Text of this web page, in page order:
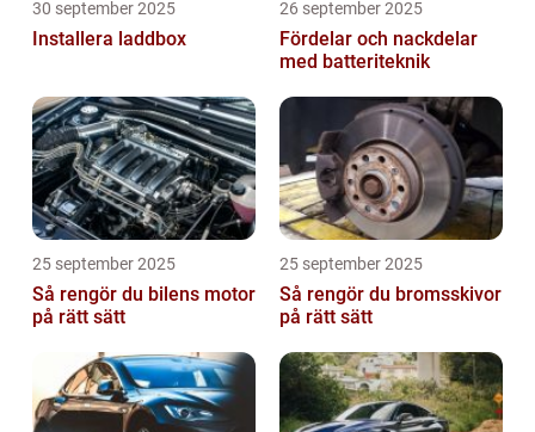
30 september 2025
Installera laddbox
26 september 2025
Fördelar och nackdelar
med batteriteknik
25 september 2025
Så rengör du bilens motor
på rätt sätt
25 september 2025
Så rengör du bromsskivor
på rätt sätt